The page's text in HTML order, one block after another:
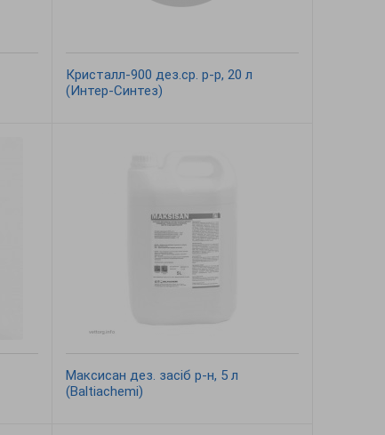
Кристалл-900 дез.ср. р-р, 20 л
(Интер-Синтез)
Максисан дез. засіб р-н, 5 л
(Baltiachemi)